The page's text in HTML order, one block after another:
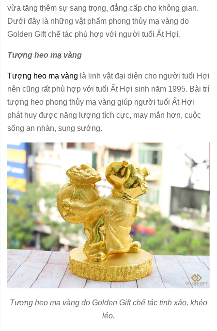
vừa tăng thêm sự sang trọng, đẳng cấp cho không gian.
Dưới đây là những vật phẩm phong thủy mạ vàng do
Golden Gift chế tác phù hợp với người tuổi Ất Hợi.
Tượng heo mạ vàng
Tượng heo mạ vàng là linh vật đại diện cho người tuổi Hợi
nên cũng rất phù hợp với tuổi Ất Hợi sinh năm 1995. Bài trí
tượng heo phong thủy mạ vàng giúp người tuổi Ất Hợi
phát huy được năng lượng tích cực, may mắn hơn, cuộc
sống an nhàn, sung sướng.
Tượng heo mạ vàng do Golden Gift chế tác tinh xảo, khéo
léo.